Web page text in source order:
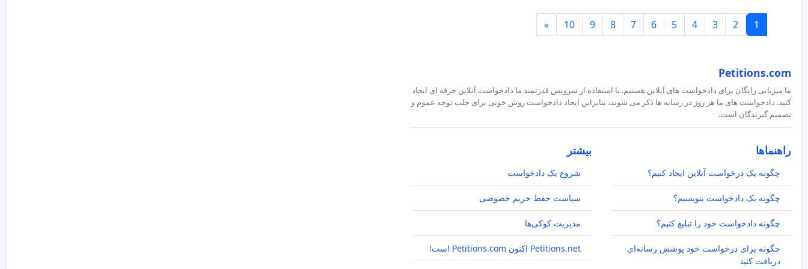
1
2
3
4
5
6
7
8
9
10
»
Petitions.com
ما میزبانی رایگان برای دادخواست های آنلاین هستیم. با استفاده از سرویس قدرتمند ما دادخواست آنلاین حرفه ای ایجاد
کنید. دادخواست های ما هر روز در رسانه ها ذکر می شوند، بنابراین ایجاد دادخواست روش خوبی برای جلب توجه عموم و
تصمیم گیرندگان است.
راهنماها
چگونه یک درخواست آنلاین ایجاد کنیم؟
چگونه یک دادخواست بنویسیم؟
چگونه دادخواست خود را تبلیغ کنیم؟
چگونه برای درخواست خود پوشش رسانه‌ای
دریافت کنید
بیشتر
شروع یک دادخواست
سیاست حفظ حریم خصوصی
مدیریت کوکی‌ها
Petitions.net اکنون Petitions.com است!